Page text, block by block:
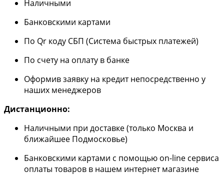
Наличными
Банковскими картами
По Qr коду СБП (Система быстрых платежей)
По счету на оплату в банке
Оформив заявку на кредит непосредственно у
наших менеджеров
Дистанционно:
Наличными при доставке (только Москва и
ближайшее Подмосковье)
Банковскими картами с помощью on-line сервиса
оплаты товаров в нашем интернет магазине